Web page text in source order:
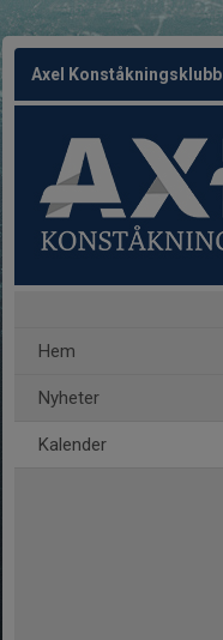
Axel Konståkningsklubb
Hem
Nyheter
Kalender